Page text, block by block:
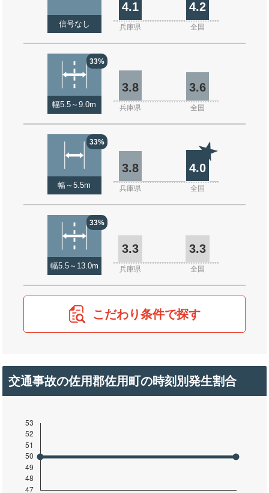
信号なし
4.1 4.2
兵庫県 全国
33%
幅5.5～9.0m
3.8 3.6
兵庫県 全国
33%
幅～5.5m
3.8 4.0
兵庫県 全国
33%
幅5.5～13.0m
3.3 3.3
兵庫県 全国
こだわり条件で探す
交通事故の佐用郡佐用町の時刻別発生割合